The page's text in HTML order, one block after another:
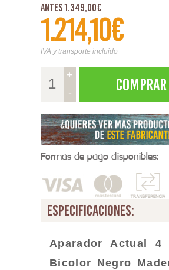
Antes 1.349,00€
1.214,10€
IVA y transporte incluido
+
-
Comprar
Formas de pago disponibles:
especificaciones:
Aparador Actual 4
Bicolor Negro